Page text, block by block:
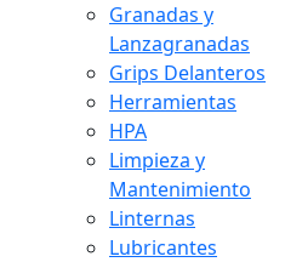
Granadas y
Lanzagranadas
Grips Delanteros
Herramientas
HPA
Limpieza y
Mantenimiento
Linternas
Lubricantes